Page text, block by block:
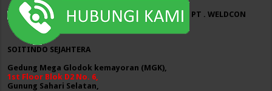
PT . WELDCON
SOITINDO SEJAHTERA
Gedung Mega Glodok kemayoran (MGK),
1st Floor Blok D2 No. 6,
Gunung Sahari Selatan,